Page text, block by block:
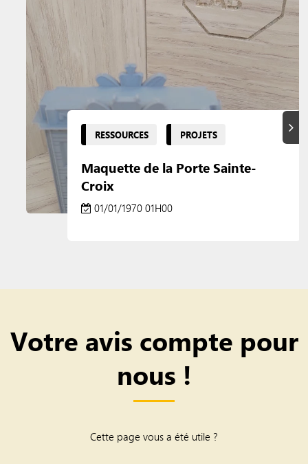
RESSOURCES PROJETS
Maquette de la Porte Sainte-
Croix
01/01/1970 01H00
Votre avis compte pour
nous !
Cette page vous a été utile ?